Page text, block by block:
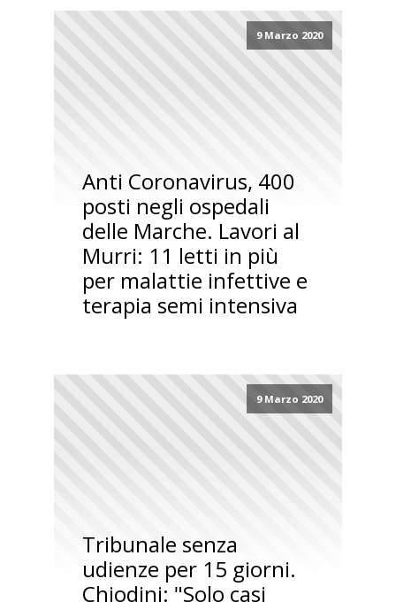
9 Marzo 2020
Anti Coronavirus, 400
posti negli ospedali
delle Marche. Lavori al
Murri: 11 letti in più
per malattie infettive e
terapia semi intensiva
9 Marzo 2020
Tribunale senza
udienze per 15 giorni.
Chiodini: "Solo casi